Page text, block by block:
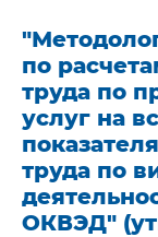
по
труда по
услуг на
труда по
ОКВЭД"